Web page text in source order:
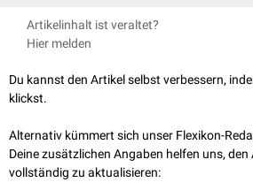
siehe auch:Blausäureintoxikation
Kaliumcyanid wird in industriellen
zur Goldgewinnung (Cyanidlaugung), aber
Artikelinhalt ist veraltet?
Hier melden
Du kannst den Artikel selbst verbessern,
klickst.
Alternativ kümmert sich unser Flexikon-
Deine zusätzlichen Angaben helfen uns, den
vollständig zu aktualisieren: